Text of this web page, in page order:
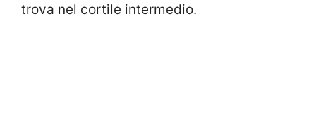
trova nel cortile intermedio.